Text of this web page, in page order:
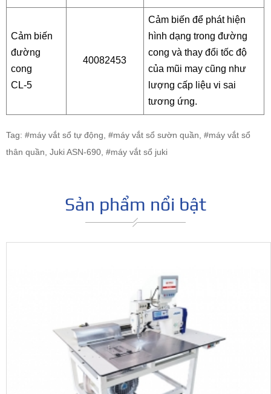
Cảm biến
đường
cong
CL-5
40082453
Cảm biến để phát hiện
hình dạng trong đường
cong và thay đổi tốc độ
của mũi may cũng như
lượng cấp liệu vi sai
tương ứng.
Tag: #máy vắt sổ tự động, #máy vắt sổ sườn quần, #máy vắt sổ
thân quần, Juki ASN-690, #máy vắt sổ juki
Sản phẩm nổi bật